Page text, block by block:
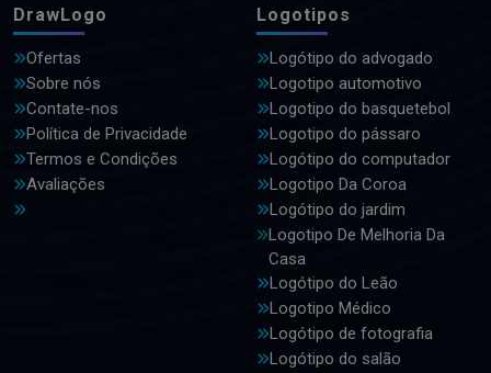
DrawLogo
Ofertas
Sobre nós
Contate-nos
Política de Privacidade
Termos e Condições
Avaliações
Logotipos
Logótipo do advogado
Logotipo automotivo
Logotipo do basquetebol
Logotipo do pássaro
Logótipo do computador
Logotipo Da Coroa
Logótipo do jardim
Logotipo De Melhoria Da
Casa
Logótipo do Leão
Logotipo Médico
Logótipo de fotografia
Logótipo do salão